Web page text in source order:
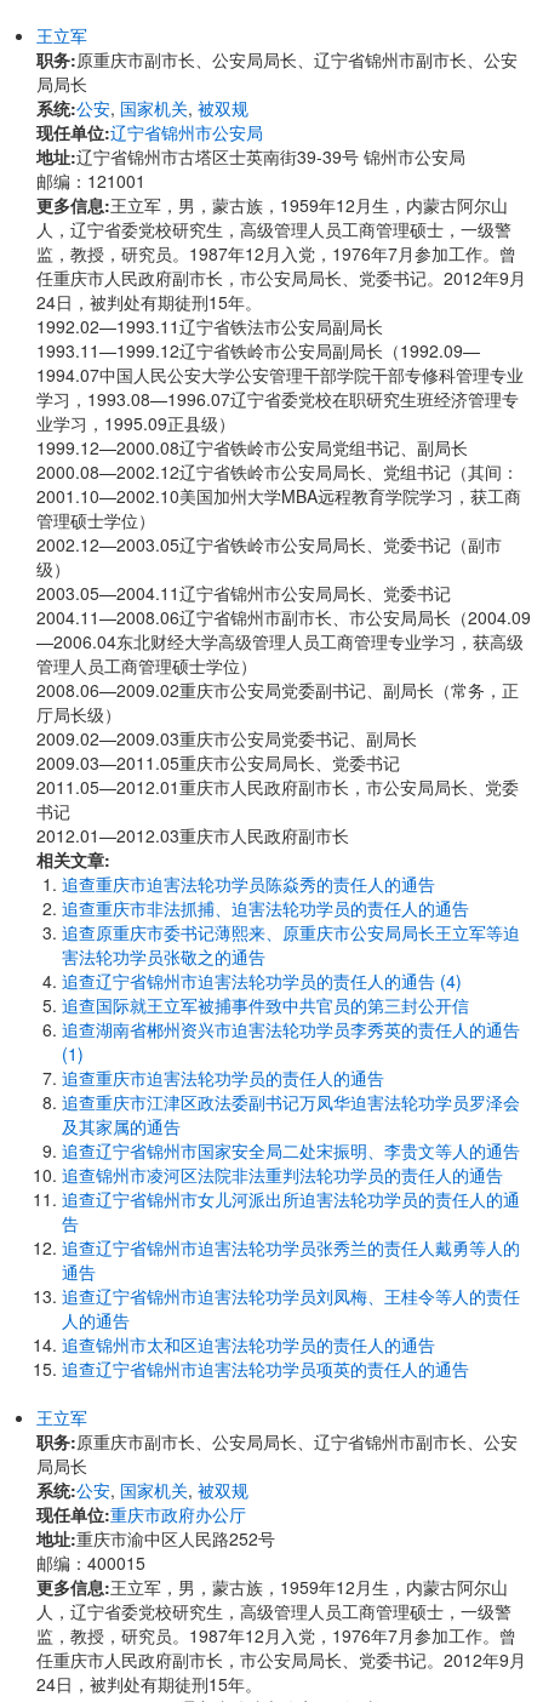
王立军
职务:原重庆市副市长、公安局局长、辽宁省锦州市副市长、公安
局局长
系统:公安, 国家机关, 被双规
现任单位:辽宁省锦州市公安局
地址:辽宁省锦州市古塔区士英南街39-39号 锦州市公安局
邮编：121001
更多信息:王立军，男，蒙古族，1959年12月生，内蒙古阿尔山
人，辽宁省委党校研究生，高级管理人员工商管理硕士，一级警
监，教授，研究员。1987年12月入党，1976年7月参加工作。曾
任重庆市人民政府副市长，市公安局局长、党委书记。2012年9月
24日，被判处有期徒刑15年。
1992.02—1993.11辽宁省铁法市公安局副局长
1993.11—1999.12辽宁省铁岭市公安局副局长（1992.09—
1994.07中国人民公安大学公安管理干部学院干部专修科管理专业
学习，1993.08—1996.07辽宁省委党校在职研究生班经济管理专
业学习，1995.09正县级）
1999.12—2000.08辽宁省铁岭市公安局党组书记、副局长
2000.08—2002.12辽宁省铁岭市公安局局长、党组书记（其间：
2001.10—2002.10美国加州大学MBA远程教育学院学习，获工商
管理硕士学位）
2002.12—2003.05辽宁省铁岭市公安局局长、党委书记（副市
级）
2003.05—2004.11辽宁省锦州市公安局局长、党委书记
2004.11—2008.06辽宁省锦州市副市长、市公安局局长（2004.09
—2006.04东北财经大学高级管理人员工商管理专业学习，获高级
管理人员工商管理硕士学位）
2008.06—2009.02重庆市公安局党委副书记、副局长（常务，正
厅局长级）
2009.02—2009.03重庆市公安局党委书记、副局长
2009.03—2011.05重庆市公安局局长、党委书记
2011.05—2012.01重庆市人民政府副市长，市公安局局长、党委
书记
2012.01—2012.03重庆市人民政府副市长
相关文章:
追查重庆市迫害法轮功学员陈焱秀的责任人的通告
追查重庆市非法抓捕、迫害法轮功学员的责任人的通告
追查原重庆市委书记薄熙来、原重庆市公安局局长王立军等迫
害法轮功学员张敬之的通告
追查辽宁省锦州市迫害法轮功学员的责任人的通告 (4)
追查国际就王立军被捕事件致中共官员的第三封公开信
追查湖南省郴州资兴市迫害法轮功学员李秀英的责任人的通告
(1)
追查重庆市迫害法轮功学员的责任人的通告
追查重庆市江津区政法委副书记万凤华迫害法轮功学员罗泽会
及其家属的通告
追查辽宁省锦州市国家安全局二处宋振明、李贵文等人的通告
追查锦州市凌河区法院非法重判法轮功学员的责任人的通告
追查辽宁省锦州市女儿河派出所迫害法轮功学员的责任人的通
告
追查辽宁省锦州市迫害法轮功学员张秀兰的责任人戴勇等人的
通告
追查辽宁省锦州市迫害法轮功学员刘凤梅、王桂令等人的责任
人的通告
追查锦州市太和区迫害法轮功学员的责任人的通告
追查辽宁省锦州市迫害法轮功学员项英的责任人的通告
王立军
职务:原重庆市副市长、公安局局长、辽宁省锦州市副市长、公安
局局长
系统:公安, 国家机关, 被双规
现任单位:重庆市政府办公厅
地址:重庆市渝中区人民路252号
邮编：400015
更多信息:王立军，男，蒙古族，1959年12月生，内蒙古阿尔山
人，辽宁省委党校研究生，高级管理人员工商管理硕士，一级警
监，教授，研究员。1987年12月入党，1976年7月参加工作。曾
任重庆市人民政府副市长，市公安局局长、党委书记。2012年9月
24日，被判处有期徒刑15年。